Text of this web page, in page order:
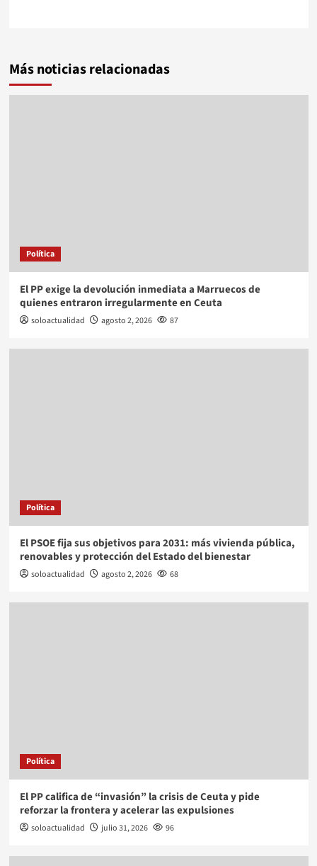
Más noticias relacionadas
Política
El PP exige la devolución inmediata a Marruecos de
quienes entraron irregularmente en Ceuta
soloactualidad agosto 2, 2026 87
Política
El PSOE fija sus objetivos para 2031: más vivienda pública,
renovables y protección del Estado del bienestar
soloactualidad agosto 2, 2026 68
Política
El PP califica de “invasión” la crisis de Ceuta y pide
reforzar la frontera y acelerar las expulsiones
soloactualidad julio 31, 2026 96